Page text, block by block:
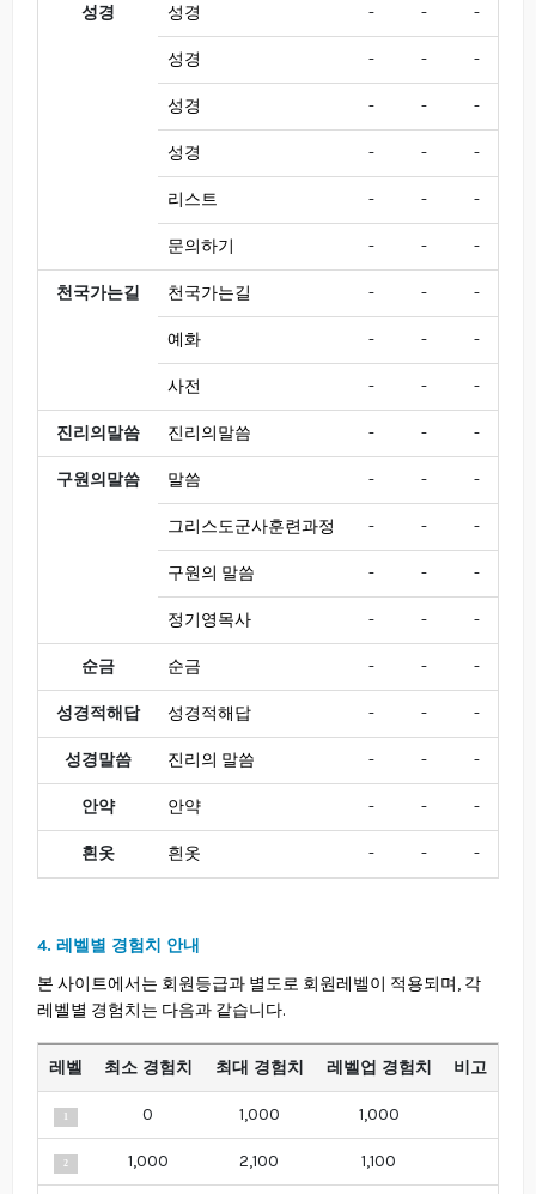
성경 성경 - - -
성경 - - -
성경 - - -
성경 - - -
리스트 - - -
문의하기 - - -
천국가는길 천국가는길 - - -
예화 - - -
사전 - - -
진리의말씀 진리의말씀 - - -
구원의말씀 말씀 - - -
그리스도군사훈련과정 - - -
구원의 말씀 - - -
정기영목사 - - -
순금 순금 - - -
성경적해답 성경적해답 - - -
성경말씀 진리의 말씀 - - -
안약 안약 - - -
흰옷 흰옷 - - -
4. 레벨별 경험치 안내
본 사이트에서는 회원등급과 별도로 회원레벨이 적용되며, 각
레벨별 경험치는 다음과 같습니다.
레벨 최소 경험치 최대 경험치 레벨업 경험치 비고
0 1,000 1,000
2 1,000 2,100 1,100